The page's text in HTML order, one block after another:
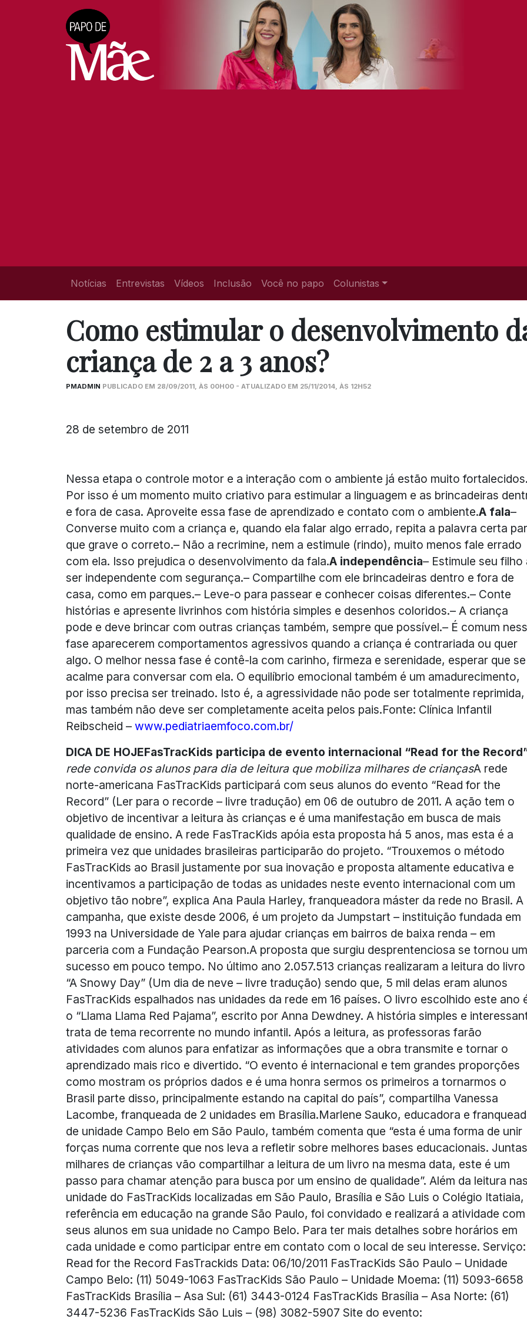
Notícias Entrevistas Vídeos Inclusão Você no papo Colunistas
Como estimular o desenvolvimento
criança de 2 a 3 anos?
PMADMIN PUBLICADO EM 28/09/2011, ÀS 00H00 - ATUALIZADO EM 25/11/2014, ÀS 12H52
28 de setembro de 2011
Nessa etapa o controle motor e a interação com o ambiente já estão muito fortalecidos.
Por isso é um momento muito criativo para estimular a linguagem e as brincadeiras
e fora de casa. Aproveite essa fase de aprendizado e contato com o ambiente.A fala–
Converse muito com a criança e, quando ela falar algo errado, repita a palavra certa
que grave o correto.– Não a recrimine, nem a estimule (rindo), muito menos fale errado
com ela. Isso prejudica o desenvolvimento da fala.A independência– Estimule seu filho
ser independente com segurança.– Compartilhe com ele brincadeiras dentro e fora de
casa, como em parques.– Leve-o para passear e conhecer coisas diferentes.– Conte
histórias e apresente livrinhos com história simples e desenhos coloridos.– A criança
pode e deve brincar com outras crianças também, sempre que possível.– É comum
fase aparecerem comportamentos agressivos quando a criança é contrariada ou quer
algo. O melhor nessa fase é contê-la com carinho, firmeza e serenidade, esperar que se
acalme para conversar com ela. O equilíbrio emocional também é um amadurecimento,
por isso precisa ser treinado. Isto é, a agressividade não pode ser totalmente reprimida,
mas também não deve ser completamente aceita pelos pais.Fonte: Clínica Infantil
Reibscheid – www.pediatriaemfoco.com.br/
DICA DE HOJEFasTracKids participa de evento internacional “Read for the
rede convida os alunos para dia de leitura que mobiliza milhares de criançasA rede
norte-americana FasTracKids participará com seus alunos do evento “Read for the
Record” (Ler para o recorde – livre tradução) em 06 de outubro de 2011. A ação tem o
objetivo de incentivar a leitura às crianças e é uma manifestação em busca de mais
qualidade de ensino. A rede FasTracKids apóia esta proposta há 5 anos, mas esta é a
primeira vez que unidades brasileiras participarão do projeto. “Trouxemos o método
FasTracKids ao Brasil justamente por sua inovação e proposta altamente educativa e
incentivamos a participação de todas as unidades neste evento internacional com um
objetivo tão nobre”, explica Ana Paula Harley, franqueadora máster da rede no Brasil. A
campanha, que existe desde 2006, é um projeto da Jumpstart – instituição fundada em
1993 na Universidade de Yale para ajudar crianças em bairros de baixa renda – em
parceria com a Fundação Pearson.A proposta que surgiu desprentenciosa se tornou um
sucesso em pouco tempo. No último ano 2.057.513 crianças realizaram a leitura do livro
“A Snowy Day” (Um dia de neve – livre tradução) sendo que, 5 mil delas eram alunos
FasTracKids espalhados nas unidades da rede em 16 países. O livro escolhido este ano
o “Llama Llama Red Pajama”, escrito por Anna Dewdney. A história simples e
trata de tema recorrente no mundo infantil. Após a leitura, as professoras farão
atividades com alunos para enfatizar as informações que a obra transmite e tornar o
aprendizado mais rico e divertido. “O evento é internacional e tem grandes proporções
como mostram os próprios dados e é uma honra sermos os primeiros a tornarmos o
Brasil parte disso, principalmente estando na capital do país”, compartilha Vanessa
Lacombe, franqueada de 2 unidades em Brasília.Marlene Sauko, educadora e
de unidade Campo Belo em São Paulo, também comenta que “esta é uma forma de unir
forças numa corrente que nos leva a refletir sobre melhores bases educacionais.
milhares de crianças vão compartilhar a leitura de um livro na mesma data, este é um
passo para chamar atenção para busca por um ensino de qualidade”. Além da leitura nas
unidade do FasTracKids localizadas em São Paulo, Brasília e São Luis o Colégio Itatiaia,
referência em educação na grande São Paulo, foi convidado e realizará a atividade com
seus alunos em sua unidade no Campo Belo. Para ter mais detalhes sobre horários em
cada unidade e como participar entre em contato com o local de seu interesse. Serviço:
Read for the Record FasTrackids Data: 06/10/2011 FasTracKids São Paulo – Unidade
Campo Belo: (11) 5049-1063 FasTracKids São Paulo – Unidade Moema: (11) 5093-6658
FasTracKids Brasília – Asa Sul: (61) 3443-0124 FasTracKids Brasília – Asa Norte: (61)
3447-5236 FasTracKids São Luis – (98) 3082-5907 Site do evento: